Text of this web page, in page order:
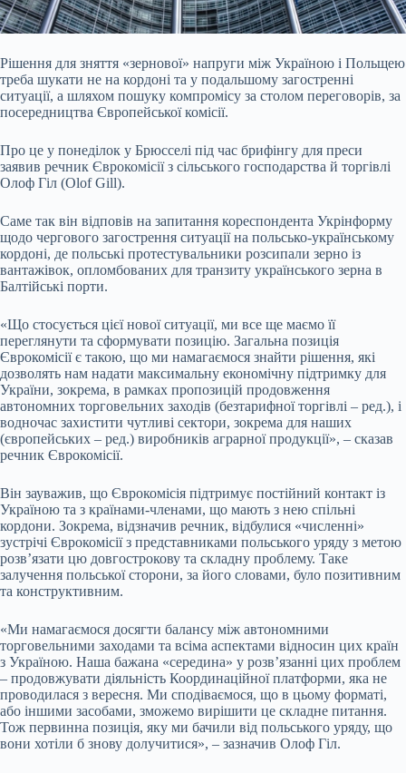
Рішення для зняття «зернової» напруги між Україною і Польщею
треба шукати не на кордоні та у подальшому загостренні
ситуації, а шляхом пошуку компромісу за столом переговорів, за
посередництва Європейської комісії.
Про це у понеділок у Брюсселі під час брифінгу для преси
заявив речник Єврокомісії з сільського господарства й торгівлі
Олоф Гіл (Olof Gill).
Саме так він відповів на запитання кореспондента Укрінформу
щодо чергового загострення ситуації на польсько-українському
кордоні, де польські протестувальники розсипали зерно із
вантажівок, опломбованих для транзиту українського зерна в
Балтійські порти.
«Що стосується цієї нової ситуації, ми все ще маємо її
переглянути та сформувати позицію. Загальна позиція
Єврокомісії є такою, що ми намагаємося знайти рішення, які
дозволять нам надати максимальну економічну підтримку для
України, зокрема, в рамках пропозицій продовження
автономних торговельних заходів (безтарифної торгівлі – ред.), і
водночас захистити чутливі сектори, зокрема для наших
(європейських – ред.) виробників аграрної продукції», – сказав
речник Єврокомісії.
Він зауважив, що Єврокомісія підтримує постійний контакт із
Україною та з країнами-членами, що мають з нею спільні
кордони. Зокрема, відзначив речник, відбулися «численні»
зустрічі Єврокомісії з представниками польського уряду з метою
розв’язати цю довгострокову та складну проблему. Таке
залучення польської сторони, за його словами, було позитивним
та конструктивним.
«Ми намагаємося досягти балансу між автономними
торговельними заходами та всіма аспектами відносин цих країн
з Україною. Наша бажана «середина» у розв’язанні цих проблем
– продовжувати діяльність Координаційної платформи, яка не
проводилася з вересня. Ми сподіваємося, що в цьому форматі,
або іншими засобами, зможемо вирішити це складне питання.
Тож первинна позиція, яку ми бачили від польського уряду, що
вони хотіли б знову долучитися», – зазначив Олоф Гіл.